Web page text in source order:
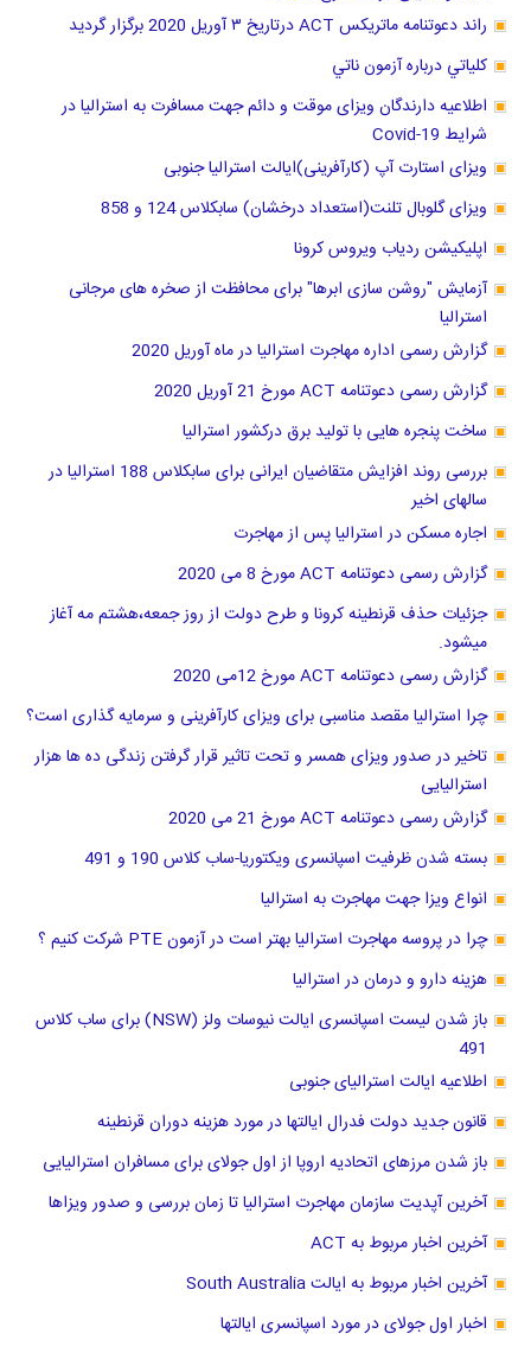
راند دعوتنامه ماتریکس ACT درتاریخ ٣ آوریل 2020 برگزار گرديد
كلياتي درباره آزمون ناتي
اطلاعیه دارندگان ویزای موقت و دائم جهت مسافرت به استرالیا در
شرایط Covid-19
ویزای استارت آپ (کارآفرینی)ایالت استرالیا جنوبی
ویزای گلوبال تلنت(استعداد درخشان) سابکلاس 124 و 858
اپلیکیشن ردیاب ویروس کرونا
آزمایش "روشن سازی ابرها" برای محافظت از صخره های مرجانی
استرالیا
گزارش رسمی اداره مهاجرت استرالیا در ماه آوریل 2020
گزارش رسمی دعوتنامه ACT مورخ 21 آوریل 2020
ساخت پنجره هایی با تولید برق درکشور استرالیا
بررسی روند افزایش متقاضیان ایرانی برای سابکلاس 188 استرالیا در
سالهای اخیر
اجاره مسکن در استرالیا پس از مهاجرت
گزارش رسمی دعوتنامه ACT مورخ 8 می 2020
جزئیات حذف قرنطینه کرونا و طرح دولت از روز جمعه،هشتم مه آغاز
میشود.
گزارش رسمی دعوتنامه ACT مورخ 12می 2020
چرا استرالیا مقصد مناسبی برای ویزای کارآفرینی و سرمایه گذاری است؟
تاخیر در صدور ویزای همسر و تحت تاثیر قرار گرفتن زندگی ده ها هزار
استرالیایی
گزارش رسمی دعوتنامه ACT مورخ 21 می 2020
بسته شدن ظرفیت اسپانسری ویکتوریا-ساب کلاس 190 و 491
انواع ویزا جهت مهاجرت به استرالیا
چرا در پروسه مهاجرت استرالیا بهتر است در آزمون PTE شرکت کنیم ؟
هزینه دارو و درمان در استرالیا
باز شدن لیست اسپانسری ایالت نیوسات ولز (NSW) برای ساب کلاس
491
اطلاعیه ایالت استرالیای جنوبی
قانون جدید دولت فدرال ایالتها در مورد هزینه دوران قرنطینه
باز شدن مرزهای اتحادیه اروپا از اول جولای برای مسافران استرالیایی
آخرین آپدیت سازمان مهاجرت استرالیا تا زمان بررسی و صدور ویزاها
آخرین اخبار مربوط به ACT
آخرین اخبار مربوط به ایالت South Australia
اخبار اول جولای در مورد اسپانسری ایالتها